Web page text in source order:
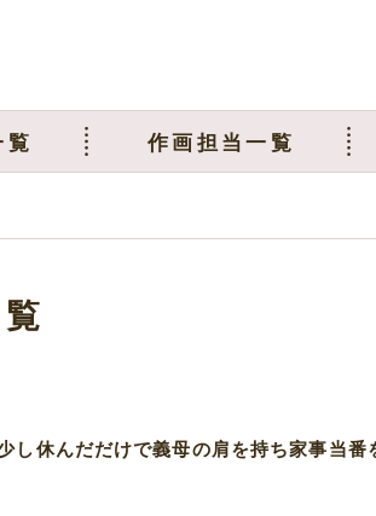
覧 作画担当一覧
し休んだだけで義母の肩を持ち家事当番